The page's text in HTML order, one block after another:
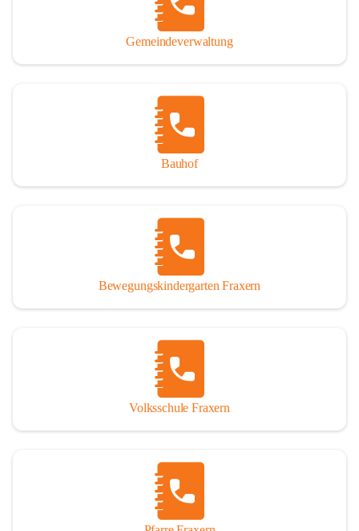
Gemeindeverwaltung
Bauhof
Bewegungskindergarten Fraxern
Volksschule Fraxern